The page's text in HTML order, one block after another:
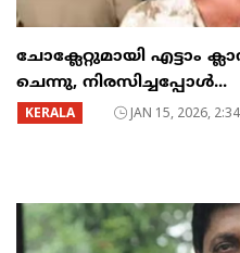
ചോക്ലേറ്റുമായി എട്ടാം
ചെന്നു, നിരസിച്ചപ്പോൾ...
KERALA JAN 15, 2026,